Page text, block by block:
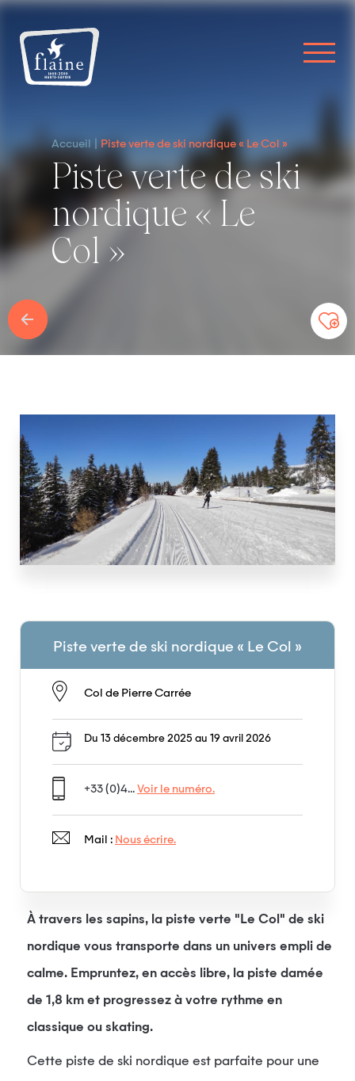
Accueil Piste verte de ski nordique « Le Col »
Piste verte de ski
nordique « Le
Col »
À travers les sapins, la piste verte "Le Col" de ski
nordique vous transporte dans un univers empli de
calme. Empruntez, en accès libre, la piste damée
de 1,8 km et progressez à votre rythme en
classique ou skating.
Cette piste de ski nordique est parfaite pour une
Piste verte de ski nordique « Le Col »
Col de Pierre Carrée
Du 13 décembre 2025 au 19 avril 2026
+33 (0)4... Voir le numéro.
Mail : Nous écrire.